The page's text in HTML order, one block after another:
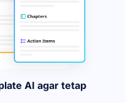
AI agar tetap